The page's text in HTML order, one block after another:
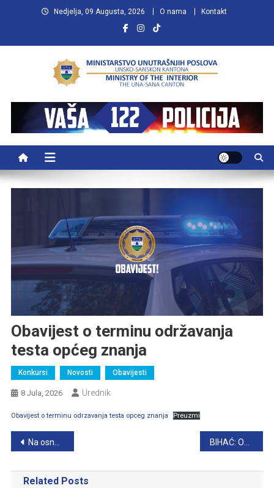
Nedjelja, 09 Augusta, 2026 O nama Kontakt
MUP USK
Obavijest o terminu održavanja
testa općeg znanja
Konkursi Novosti Obavijesti
8 Jula, 2026 Urednik
Obavijest o terminu odrzavanja testa opceg znanja Preuzmi
Navigacija
članaka
Na osnovu crvene potjernice Interpola lišeno slobode lice A.V. BIHAĆ: Obavijest o nestanku oružnog lista
Related Posts